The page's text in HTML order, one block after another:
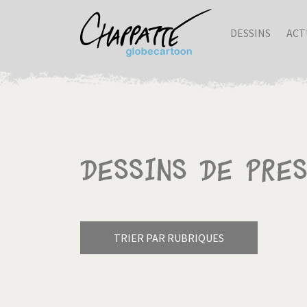
DESSINS
Dessins de
TRIER PAR RUBRIQUES